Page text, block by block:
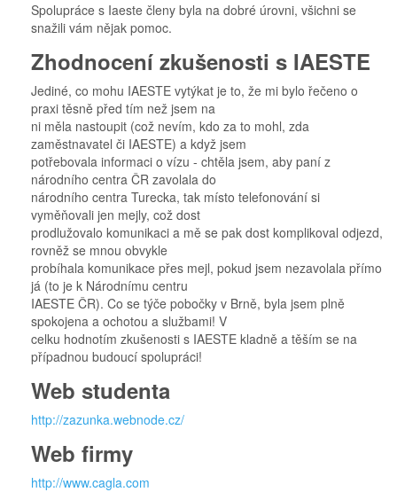
Spolupráce s Iaeste členy byla na dobré úrovni, všichni se
snažili vám nějak pomoc.
Zhodnocení zkušenosti s IAESTE
Jediné, co mohu IAESTE vytýkat je to, že mi bylo řečeno o
praxi těsně před tím než jsem na
ni měla nastoupit (což nevím, kdo za to mohl, zda
zaměstnavatel či IAESTE) a když jsem
potřebovala informaci o vízu - chtěla jsem, aby paní z
národního centra ČR zavolala do
národního centra Turecka, tak místo telefonování si
vyměňovali jen mejly, což dost
prodlužovalo komunikaci a mě se pak dost komplikoval odjezd,
rovněž se mnou obvykle
probíhala komunikace přes mejl, pokud jsem nezavolala přímo
já (to je k Národnímu centru
IAESTE ČR). Co se týče pobočky v Brně, byla jsem plně
spokojena a ochotou a službami! V
celku hodnotím zkušenosti s IAESTE kladně a těším se na
případnou budoucí spolupráci!
Web studenta
http://zazunka.webnode.cz/
Web firmy
http://www.cagla.com